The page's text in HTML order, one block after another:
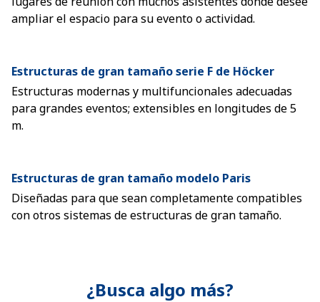
ampliar el espacio para su evento o actividad.
Estructuras de gran tamaño serie F de Höcker
Estructuras modernas y multifuncionales adecuadas
para grandes eventos; extensibles en longitudes de 5
m.
Estructuras de gran tamaño modelo Paris
Diseñadas para que sean completamente compatibles
con otros sistemas de estructuras de gran tamaño.
¿Busca algo más?